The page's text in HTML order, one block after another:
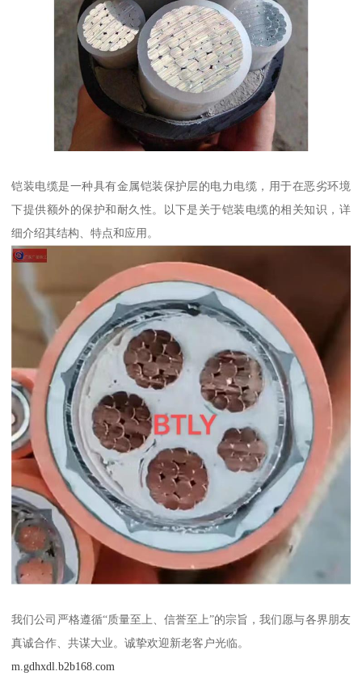
铠装电缆是一种具有金属铠装保护层的电力电缆，用于在恶劣环境
下提供额外的保护和耐久性。以下是关于铠装电缆的相关知识，详
细介绍其结构、特点和应用。
我们公司严格遵循“质量至上、信誉至上”的宗旨，我们愿与各界朋友
真诚合作、共谋大业。诚挚欢迎新老客户光临。
m.gdhxdl.b2b168.com